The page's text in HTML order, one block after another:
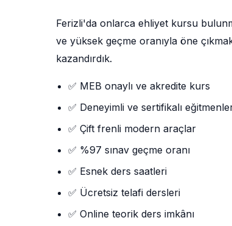
Ferizli'da onlarca ehliyet kursu
ve yüksek geçme oranıyla öne
kazandırdık.
✅ MEB onaylı ve akredite kurs
✅ Deneyimli ve sertifikalı
✅ Çift frenli modern araçlar
✅ %97 sınav geçme oranı
✅ Esnek ders saatleri
✅ Ücretsiz telafi dersleri
✅ Online teorik ders imkânı